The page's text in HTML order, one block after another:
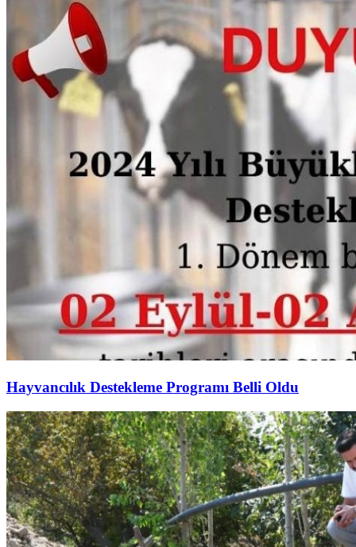
Hayvancılık Destekleme Programı Belli Oldu